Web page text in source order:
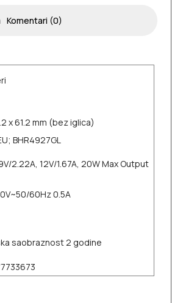
Komentari (0)
x 61.2 mm (bez iglica)
BHR4927GL
2.22A, 12V/1.67A, 20W Max Output
60Hz 0.5A
saobraznost 2 godine